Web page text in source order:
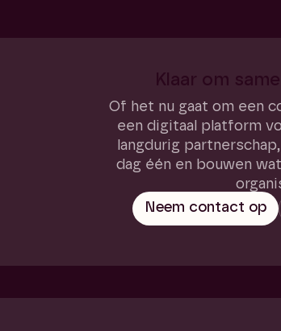
Klaar om
Of het nu gaat om een
een digitaal platform
langdurig
dag één en bouwen